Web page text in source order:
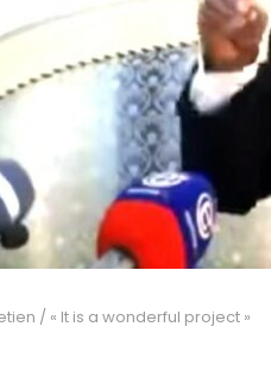
/ « It is a wonderful project »